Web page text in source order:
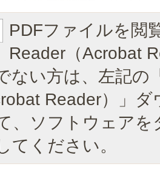
PDFファイルを閲
Reader（Acrobat
ない方は、左記の
Reader）」
、ソフトウェア
てください。